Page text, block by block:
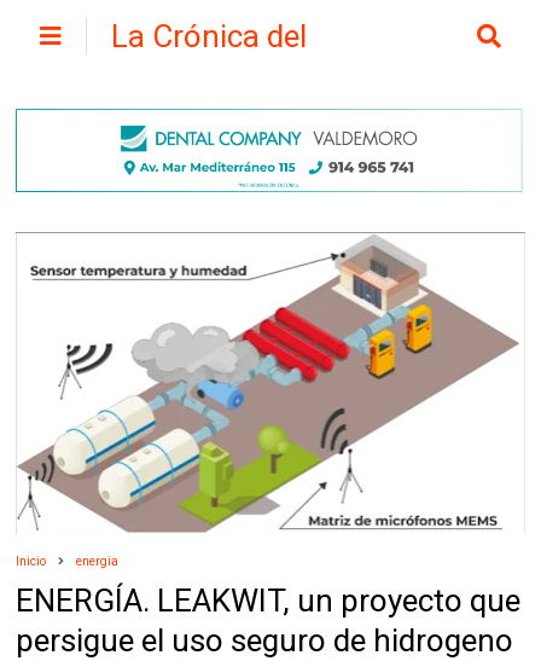
La Crónica del
Inicio energia
ENERGÍA. LEAKWIT, un proyecto que
persigue el uso seguro de hidrogeno